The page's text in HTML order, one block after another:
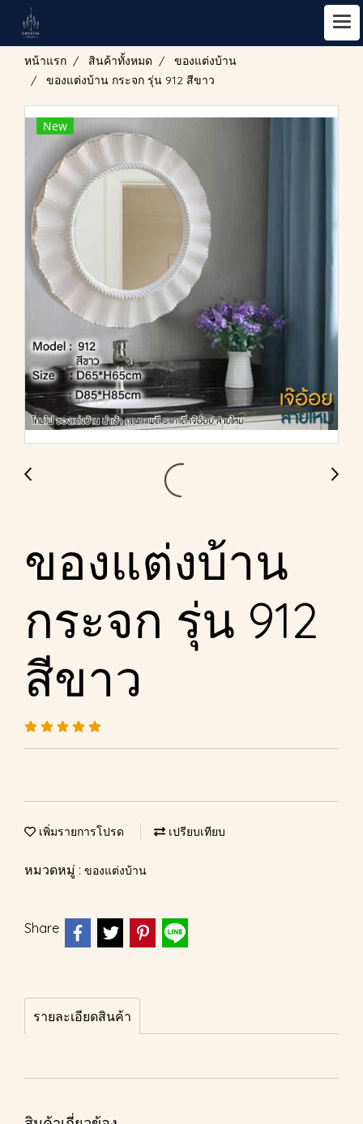
หน้าแรก สินค้าทั้งหมด
ของแต่งบ้าน
ของแต่งบ้าน กระจก รุ่น 912 สีขาว
New
ของแต่งบ้าน
กระจก รุ่น 912
สีขาว
เพิ่มรายการโปรด เปรียบเทียบ
หมวดหมู่ : ของแต่งบ้าน
Share
รายละเอียดสินค้า